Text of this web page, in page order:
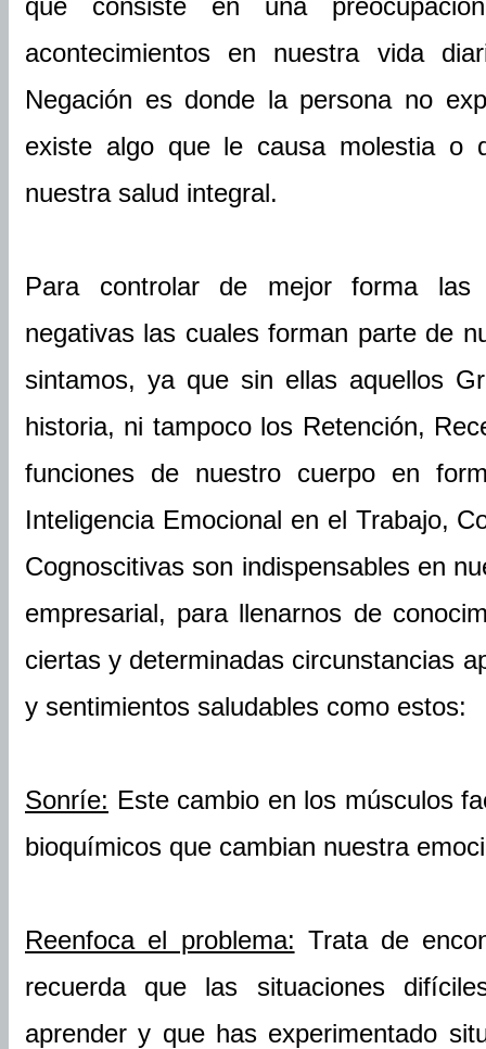
que consiste en una
acontecimientos en nuestra vida
Negación es donde la persona no
existe algo que le causa molestia o
nuestra salud integral.
Para controlar de mejor forma las
negativas las cuales forman parte de
sintamos, ya que sin ellas aquellos
historia, ni tampoco los Retención,
funciones de nuestro cuerpo en
Inteligencia Emocional en el Trabajo,
Cognoscitivas son indispensables en
empresarial, para llenarnos de
ciertas y determinadas circunstancias
y sentimientos saludables como estos:
Sonríe: Este cambio en los músculos
bioquímicos que cambian nuestra
Reenfoca el problema: Trata de
recuerda que las situaciones
aprender y que has experimentado